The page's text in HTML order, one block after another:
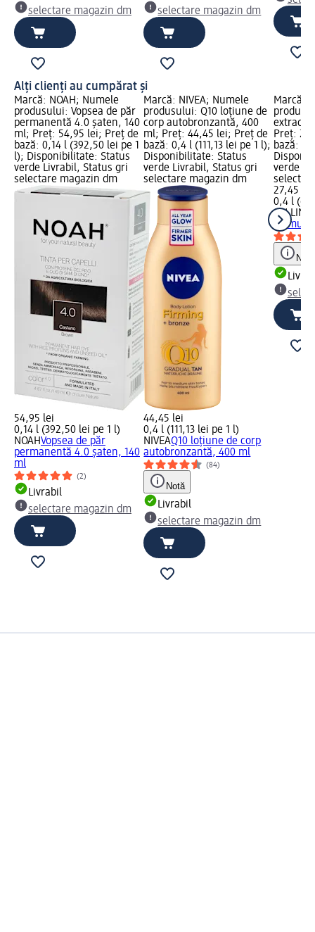
selectare magazin dm selectare magazin dm
Alți clienți au cumpărat și
Marcă: NOAH; Numele
produsului: Vopsea de păr
permanentă 4.0 șaten, 140
ml; Preț: 54,95 lei; Preț de
bază: 0,14 l (392,50 lei pe 1
l); Disponibilitate: Status
verde Livrabil, Status gri
selectare magazin dm
54,95 lei
0,14 l (392,50 lei pe 1 l)
NOAHVopsea de păr
permanentă 4.0 șaten, 140
ml
(2)
Livrabil
selectare magazin dm
Marcă: NIVEA; Numele
produsului: Q10 loțiune de
corp autobronzantă, 400
ml; Preț: 44,45 lei; Preț de
bază: 0,4 l (111,13 lei pe 1 l);
Disponibilitate: Status
verde Livrabil, Status gri
selectare magazin dm
44,45 lei
0,4 l (111,13 lei pe 1 l)
NIVEAQ10 loțiune de corp
autobronzantă, 400 ml
(84)
Notă
Livrabil
selectare magazin dm
Marcă:
extract
Preț:
bază:
verde
27,45 lei
0,4 l
ON LINE
de
Notă